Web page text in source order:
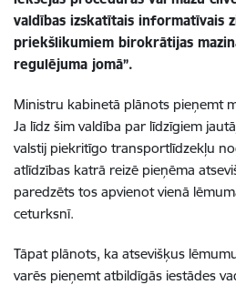
valdības izskatītais informatīvais
priekšlikumiem birokrātijas
regulējuma jomā”.
Ministru kabinetā plānots pieņemt
Ja līdz šim valdība par līdzīgiem
valstij piekritīgo transportlīdzekļu
atlīdzības katrā reizē pieņēma
paredzēts tos apvienot vienā
ceturksnī.
Tāpat plānots, ka atsevišķus
varēs pieņemt atbildīgās iestādes